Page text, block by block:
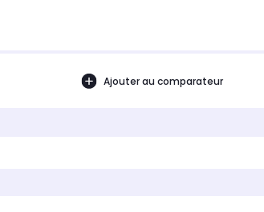
Ajouter au comparateur